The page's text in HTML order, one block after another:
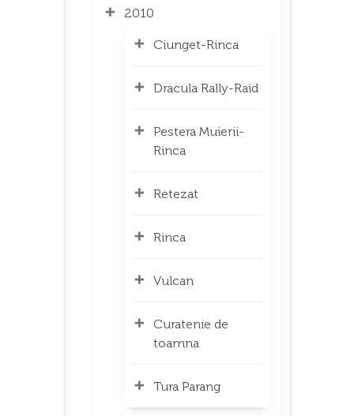
2010
Ciunget-Rinca
Dracula Rally-Raid
Pestera Muierii-
Rinca
Retezat
Rinca
Vulcan
Curatenie de
toamna
Tura Parang